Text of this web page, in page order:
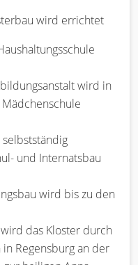
wird errichtet
wird in
und Internatsbau
wird bis zu den
das Kloster durch
Regensburg an der